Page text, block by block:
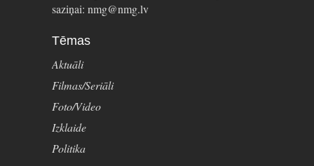
saziņai: nmg@nmg.lv
Tēmas
Aktuāli
Filmas/Seriāli
Foto/Video
Izklaide
Politika